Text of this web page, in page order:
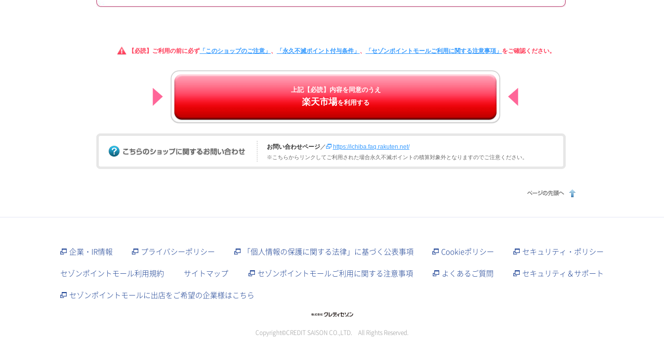
【必読】ご利用の前に必ず 「このショップのご注意」 、 「永久不滅ポイント付与条件」 、 「セゾンポイントモールご利用に関する注意事項」 をご確認ください。
上記【必読】内容を同意のうえ
楽天市場を利用する
お問い合わせページ／ https://ichiba.faq.rakuten.net/
※こちらからリンクしてご利用された場合永久不滅ポイントの積算対象外となりますのでご注意ください。
企業・IR情報 プライバシーポリシー 「個人情報の保護に関する法律」に基づく公表事項 Cookieポリシー
セキュリティ・ポリシー
セゾンポイントモール利用規約
サイトマップ セゾンポイントモールご利用に関する注意事項 よくあるご質問
セキュリティ＆サポート
セゾンポイントモールに出店をご希望の企業様はこちら
Copyright©CREDIT SAISON CO.,LTD. All Rights Reserved.